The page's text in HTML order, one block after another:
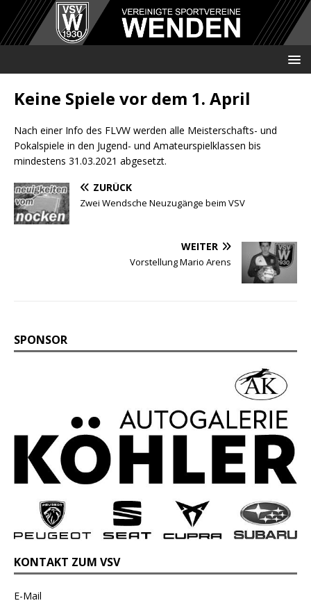
Keine Spiele vor dem 1. April
Nach einer Info des FLVW werden alle Meisterschafts- und
Pokalspiele in den Jugend- und Amateurspielklassen bis
mindestens 31.03.2021 abgesetzt.
ZURÜCK
Zwei Wendsche Neuzugänge beim VSV
WEITER
Vorstellung Mario Arens
SPONSOR
KONTAKT ZUM VSV
E-Mail